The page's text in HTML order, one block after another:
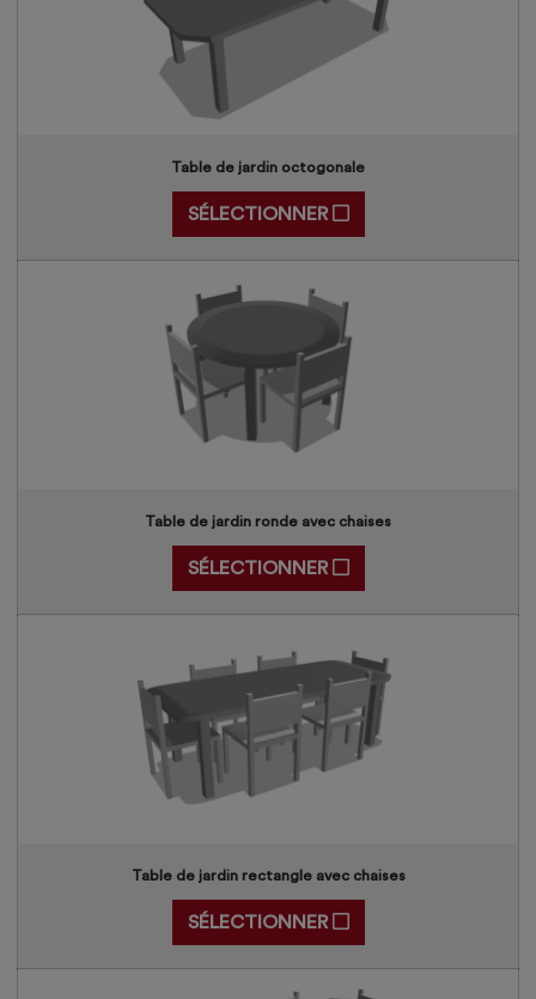
Table de jardin octogonale
SÉLECTIONNER
Table de jardin ronde avec chaises
SÉLECTIONNER
Table de jardin rectangle avec chaises
SÉLECTIONNER